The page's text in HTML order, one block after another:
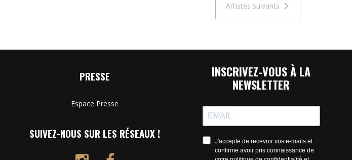
Artistes suivants
PRESSE
Espace Presse
SUIVEZ-NOUS SUR LES RÉSEAUX !
INSCRIVEZ-VOUS À LA
NEWSLETTER
J'accepte de recevoir vos e-mails et
confirme avoir pris connaissance de